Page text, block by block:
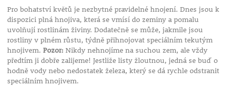
Pro bohatství květů je nezbytné pravidelné hnojení. Dnes jsou k
dispozici plná hnojiva, která se vmísí do zeminy a pomalu
uvolňují rostlinám živiny. Dodatečně se může, jakmile jsou
rostliny v plném růstu, týdně přihnojovat speciálním tekutým
hnojivem. Pozor:Nikdy nehnojíme na suchou zem, ale vždy
předtím ji dobře zalijeme! Jestliže listy žloutnou, jedná se buď o
hodně vody nebo nedostatek železa, který se dá rychle odstranit
speciálním hnojivem.